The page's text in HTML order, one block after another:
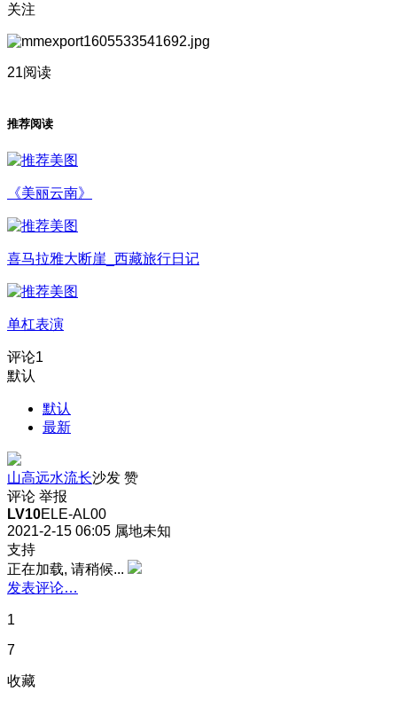
关注
21阅读
推荐阅读
《美丽云南》
喜马拉雅大断崖_西藏旅行日记
单杠表演
评论1
默认
默认
最新
山高远水流长沙发 赞
评论 举报
LV10ELE-AL00
2021-2-15 06:05 属地未知
支持
正在加载, 请稍候...
发表评论…
1
7
收藏